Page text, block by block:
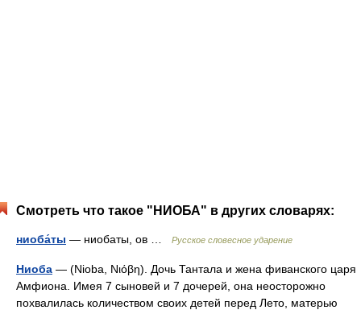
Смотреть что такое "НИОБА" в других словарях:
ниоба́ты — ниобаты, ов … Русское словесное ударение
Ниоба — (Nioba, Νιόβη). Дочь Тантала и жена фиванского царя
Амфиона. Имея 7 сыновей и 7 дочерей, она неосторожно
похвалилась количеством своих детей перед Лето, матерью